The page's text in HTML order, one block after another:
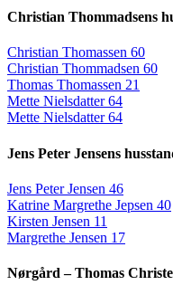
Christian Thommadsens
Christian Thomassen 60
Christian Thommadsen 60
Thomas Thomassen 21
Mette Nielsdatter 64
Mette Nielsdatter 64
Jens Peter Jensens
Jens Peter Jensen 46
Katrine Margrethe Jepsen 40
Kirsten Jensen 11
Margrethe Jensen 17
Nørgård – Thomas